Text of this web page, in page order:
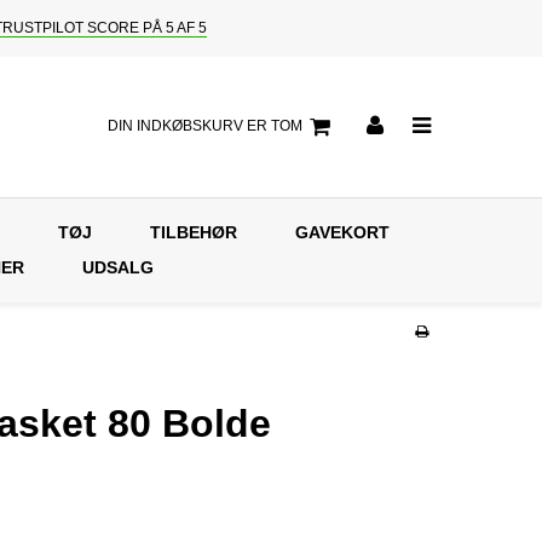
SCORE PÅ 5 AF 5
DIN INDKØBSKURV ER TOM
TØJ TILBEHØR
GAVEKORT
UDSALG
80 Bolde